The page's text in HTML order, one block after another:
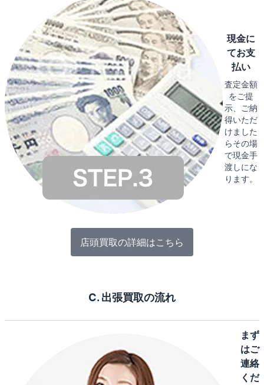
現金に
てお支
払い
査定金額
をご提
示、ご納
得いただ
けました
らその場
で現金手
渡しにな
ります。
店頭買取の詳細はこちら
C. 出張買取の流れ
まず
はご
連絡
くだ